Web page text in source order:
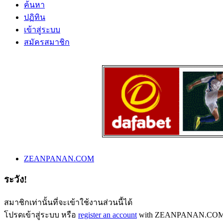
ค้นหา
ปฏิทิน
เข้าสู่ระบบ
สมัครสมาชิก
ZEANPANAN.COM
ระวัง!
สมาชิกเท่านั้นที่จะเข้าใช้งานส่วนนี้ได้
โปรดเข้าสู่ระบบ หรือ register an account with